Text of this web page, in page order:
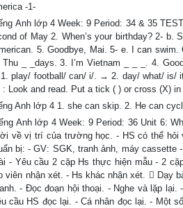
-1-
Anh lớp 4 Week: 9 Period: 34 & 35
of May 2. When’s your birthday? 2-
5. Goodbye, Mai. 5- e. I can
Thu _ _days. 3. I’m Vietnam _ _ _. 4.
play/ football/ can/ i/. → 2. day/ what/
: Look and read. Put a tick ( ) or cross (X) in
Anh lớp 4 1. she can skip. 2. He can
Anh lớp 4 Week: 9 Period: 36 Unit 6:
về vị trí của trường học. - HS có thể
bị: - GV: SGK, tranh ảnh, máy cassette
- Yêu cầu 2 cặp Hs thực hiện mẫu - 2
viên nhận xét. - Hs khác nhận xét.  Dạy
- Đọc đoạn hội thoại. - Nghe và lặp
cầu HS đọc lại. - Cá nhân đọc lại. - Một